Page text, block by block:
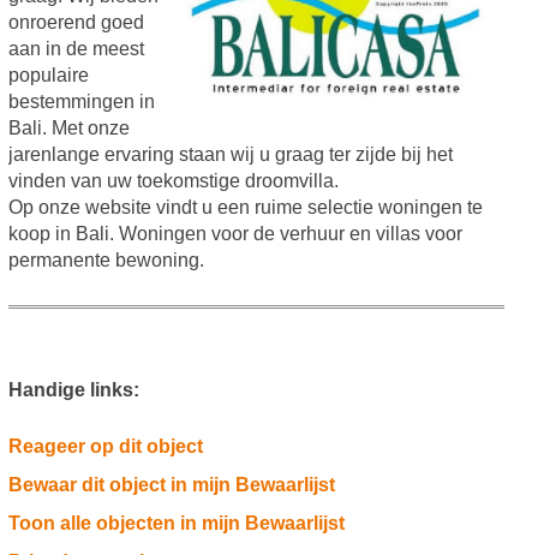
onroerend goed
aan in de meest
populaire
bestemmingen in
Bali. Met onze
jarenlange ervaring staan wij u graag ter zijde bij het
vinden van uw toekomstige droomvilla.
Op onze website vindt u een ruime selectie woningen te
koop in Bali. Woningen voor de verhuur en villas voor
permanente bewoning.
Handige links:
Reageer op dit object
Bewaar dit object in mijn Bewaarlijst
Toon alle objecten in mijn Bewaarlijst